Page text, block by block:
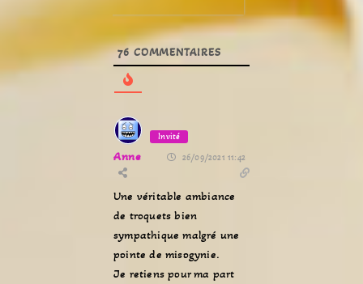
76COMMENTAIRES
Invité
Anne 26/09/2021 11:42
Une véritable ambiance
de troquets bien
sympathique malgré une
pointe de misogynie.
Je retiens pour ma part